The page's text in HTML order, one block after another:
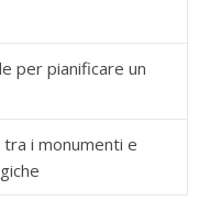
per pianificare un
i monumenti e